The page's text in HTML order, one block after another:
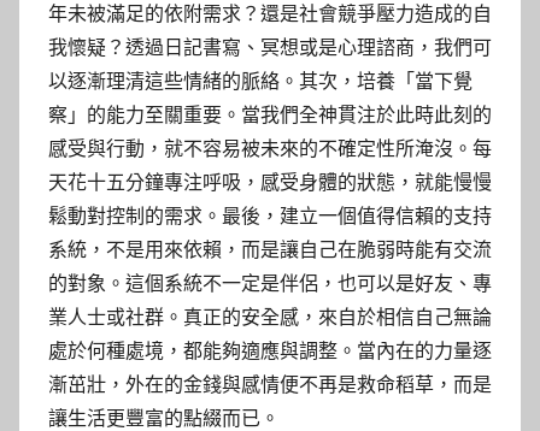
年未被滿足的依附需求？還是社會競爭壓力造成的自
我懷疑？透過日記書寫、冥想或是心理諮商，我們可
以逐漸理清這些情緒的脈絡。其次，培養「當下覺
察」的能力至關重要。當我們全神貫注於此時此刻的
感受與行動，就不容易被未來的不確定性所淹沒。每
天花十五分鐘專注呼吸，感受身體的狀態，就能慢慢
鬆動對控制的需求。最後，建立一個值得信賴的支持
系統，不是用來依賴，而是讓自己在脆弱時能有交流
的對象。這個系統不一定是伴侶，也可以是好友、專
業人士或社群。真正的安全感，來自於相信自己無論
處於何種處境，都能夠適應與調整。當內在的力量逐
漸茁壯，外在的金錢與感情便不再是救命稻草，而是
讓生活更豐富的點綴而已。